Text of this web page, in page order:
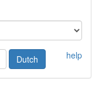
help
Dutch